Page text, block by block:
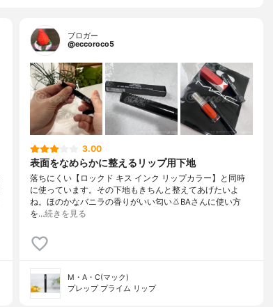
ブロガー
@eccoroco5
3.00
表面をなめらかに整えるリップ用下地
落ちにくい【ロックド キス インク リップカラー】と同時
に使っています。その下地もきちんと整えてあげたいよ
ね。ほのかなバニラの香りがいい匂い👃BAさんに使い方
を…続きを見る
M・A・C(マック)
プレップ プライム リップ